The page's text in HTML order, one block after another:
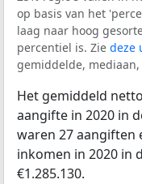
op basis van het
laag naar hoog
percentiel is. Zie deze
gemiddelde,
Het gemiddeld
aangifte in 2020 in
waren 27 aangiften
inkomen in 2020 in
€1.285.130.